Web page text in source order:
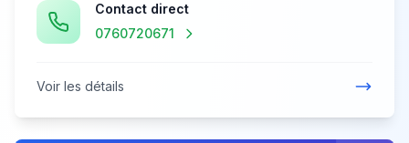
Contact direct
0760720671
Voir les détails